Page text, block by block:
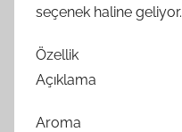
seçenek haline geliyor.
Özellik
Açıklama
Aroma